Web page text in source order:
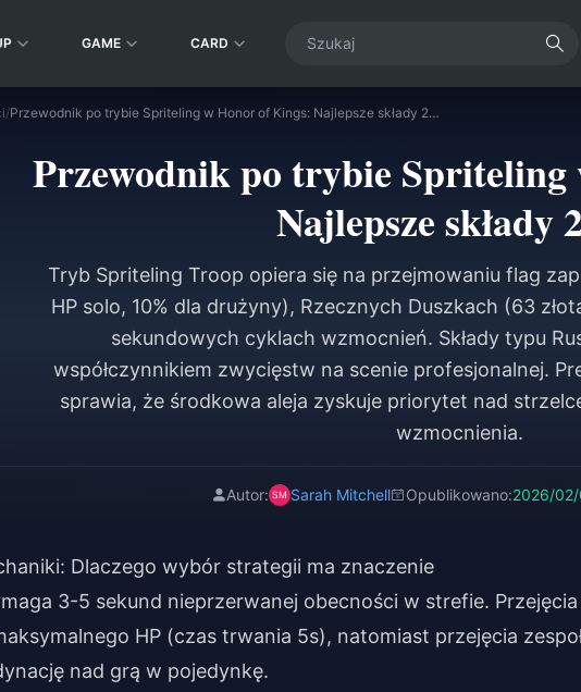
GAME CARD
/ Przewodnik po trybie Spriteling w Honor of Kings: Najlepsze składy 2026
Przewodnik po trybie
Najlepsze składy
Tryb Spriteling Troop opiera się na przejmowaniu flag
HP solo, 10% dla drużyny), Rzecznych Duszkach (63
sekundowych cyklach wzmocnień. Składy typu
współczynnikiem zwycięstw na scenie profesjonalnej.
sprawia, że środkowa aleja zyskuje priorytet nad
wzmocnienia.
Autor: Sarah Mitchell Opublikowano:2026/
Dlaczego wybór strategii ma znaczenie
3-5 sekund nieprzerwanej obecności w strefie.
HP (czas trwania 5s), natomiast przejęcia
nad grą w pojedynkę.